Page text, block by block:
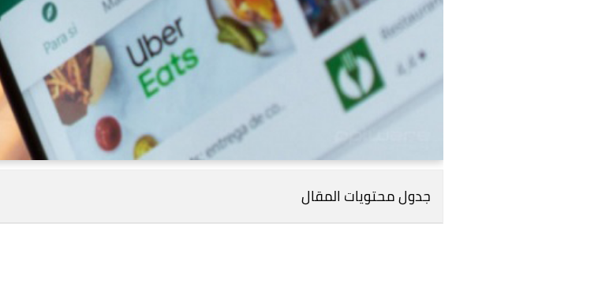
جدول محتويات المقال